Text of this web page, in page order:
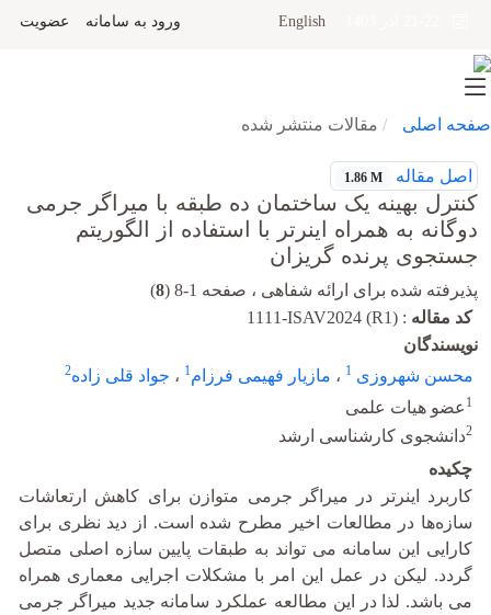
English ورود به سامانه عضویت
صفحه اصلی مقالات منتشر شده
اصل مقاله 1.86 M
کنترل بهینه یک ساختمان ده طبقه با میراگر جرمی
دوگانه به همراه اینرتر با استفاده از الگوریتم
جستجوی پرنده گریزان
پذیرفته شده برای ارائه شفاهی ، صفحه 1-8 ( 8
)
کد مقاله :
1111-ISAV2024 (R1)
نویسندگان
محسن شهروزی 1 ، مازیار فهیمی فرزام1 ، جواد قلی زاده2
1 عضو هیات علمی
2دانشجوی کارشناسی ارشد
چکیده
کاربرد اینرتر در میراگر جرمی متوازن برای کاهش ارتعاشات
سازه‌ها در مطالعات اخیر مطرح شده است. از دید نظری برای
کارایی این سامانه می تواند به طبقات پایین سازه اصلی متصل
گردد. لیکن در عمل این امر با مشکلات اجرایی معماری همراه
می باشد. لذا در این مطالعه عملکرد سامانه جدید میراگر جرمی